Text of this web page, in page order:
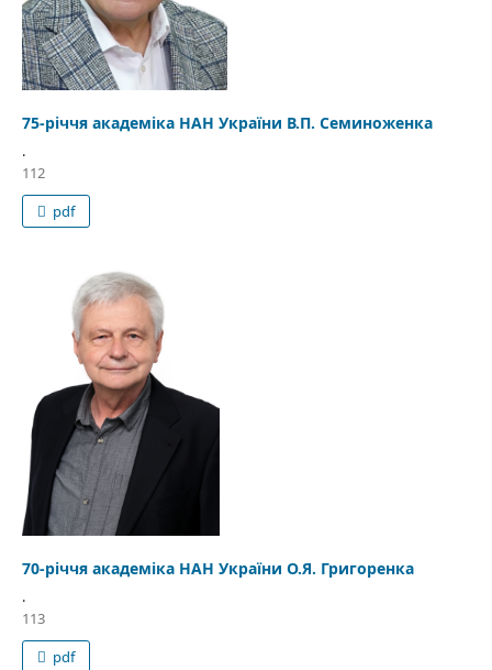
75-річчя академіка НАН України В.П. Семиноженка
.
112
pdf
70-річчя академіка НАН України О.Я. Григоренка
.
113
pdf